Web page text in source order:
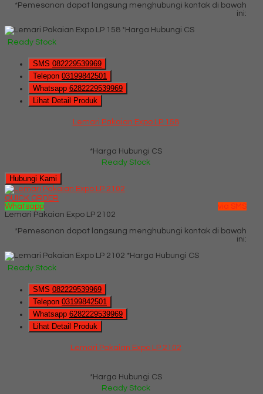
*Pemesanan dapat langsung menghubungi kontak di bawah
ini:
*Harga Hubungi CS
Ready Stock
SMS 082229539969
Telepon 03199842501
Whatsapp 6282229539969
Lihat Detail Produk
Lemari Pakaian Expo LP 158
*Harga Hubungi CS
Ready Stock
Hubungi Kami
QUICK ORDER
Whatsapp
via SMS
Lemari Pakaian Expo LP 2102
*Pemesanan dapat langsung menghubungi kontak di bawah
ini:
*Harga Hubungi CS
Ready Stock
SMS 082229539969
Telepon 03199842501
Whatsapp 6282229539969
Lihat Detail Produk
Lemari Pakaian Expo LP 2102
*Harga Hubungi CS
Ready Stock